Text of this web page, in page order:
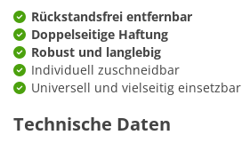
Rückstandsfrei entfernbar
Doppelseitige Haftung
Robust und langlebig
Individuell zuschneidbar
Universell und vielseitig einsetzbar
Technische Daten